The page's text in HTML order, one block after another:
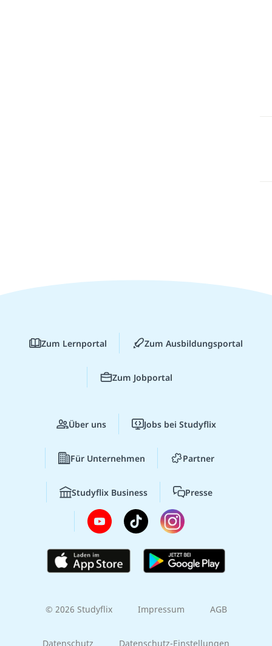
Zum Lernportal Zum Ausbildungsportal
Zum Jobportal
Über uns Jobs bei Studyflix
Für Unternehmen Partner
Studyflix Business Presse
© 2026 Studyflix Impressum AGB
Datenschutz Datenschutz-Einstellungen